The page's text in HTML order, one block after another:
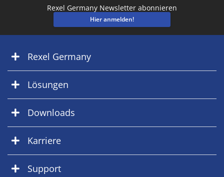
Rexel Germany Newsletter abonnieren
Hier anmelden!
Rexel Germany
Lösungen
Downloads
Karriere
Support